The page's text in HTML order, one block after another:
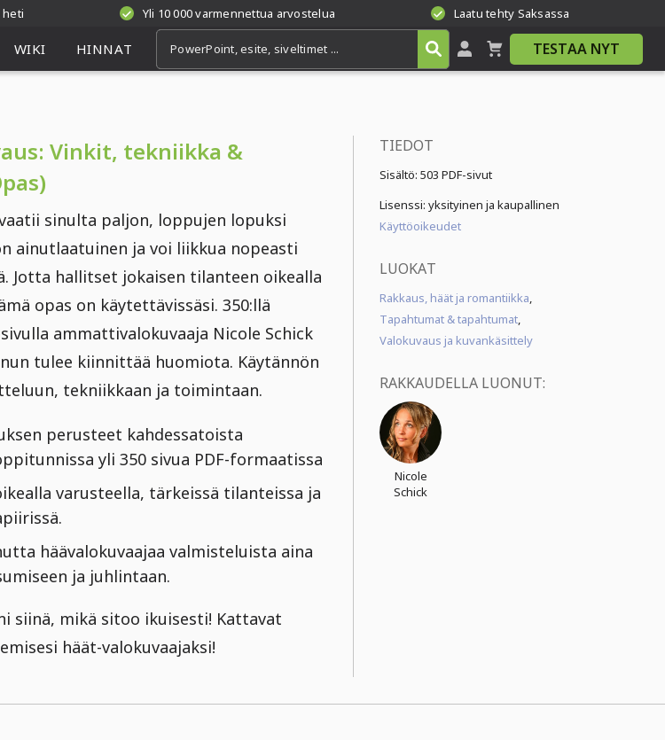
heti Yli 10 000 varmennettua arvostelua Laatu tehty Saksassa
WIKI HINNAT TESTAA NYT
Vinkit, tekniikka &
sinulta paljon, loppujen lopuksi
ainutlaatuinen ja voi liikkua nopeasti
Jotta hallitset jokaisen tilanteen oikealla
opas on käytettävissäsi. 350:llä
ammattivalokuvaaja Nicole Schick
tulee kiinnittää huomiota. Käytännön
tekniikkaan ja toimintaan.
perusteet kahdessatoista
yli 350 sivua PDF-formaatissa
varusteella, tärkeissä tilanteissa ja
häävalokuvaajaa valmisteluista aina
ja juhlintaan.
siinä, mikä sitoo ikuisesti! Kattavat
häät-valokuvaajaksi!
TIEDOT
Sisältö:503 PDF-sivut
Lisenssi: yksityinen ja kaupallinen
Käyttöoikeudet
LUOKAT
Rakkaus, häät ja romantiikka,
Tapahtumat & tapahtumat,
Valokuvaus ja kuvankäsittely
RAKKAUDELLA LUONUT:
Nicole
Schick